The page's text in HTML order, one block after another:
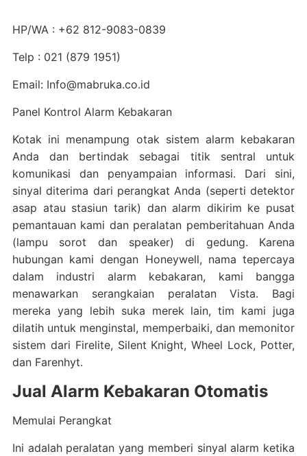
HP/WA : +62 812-9083-0839
Telp : 021 (879 1951)
Email: Info@mabruka.co.id
Panel Kontrol Alarm Kebakaran
Kotak ini menampung otak sistem alarm kebakaran
Anda dan bertindak sebagai titik sentral untuk
komunikasi dan penyampaian informasi. Dari sini,
sinyal diterima dari perangkat Anda (seperti detektor
asap atau stasiun tarik) dan alarm dikirim ke pusat
pemantauan kami dan peralatan pemberitahuan Anda
(lampu sorot dan speaker) di gedung. Karena
hubungan kami dengan Honeywell, nama tepercaya
dalam industri alarm kebakaran, kami bangga
menawarkan serangkaian peralatan Vista. Bagi
mereka yang lebih suka merek lain, tim kami juga
dilatih untuk menginstal, memperbaiki, dan memonitor
sistem dari Firelite, Silent Knight, Wheel Lock, Potter,
dan Farenhyt.
Jual Alarm Kebakaran Otomatis
Memulai Perangkat
Ini adalah peralatan yang memberi sinyal alarm ketika